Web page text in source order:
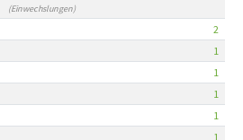
(Einwechslungen)
2
1
1
1
1
1